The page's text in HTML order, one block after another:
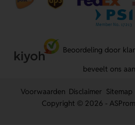
Beoordeling door
beveelt ons
Voorwaarden Disclaimer Sitemap
Copyright © 2026 -